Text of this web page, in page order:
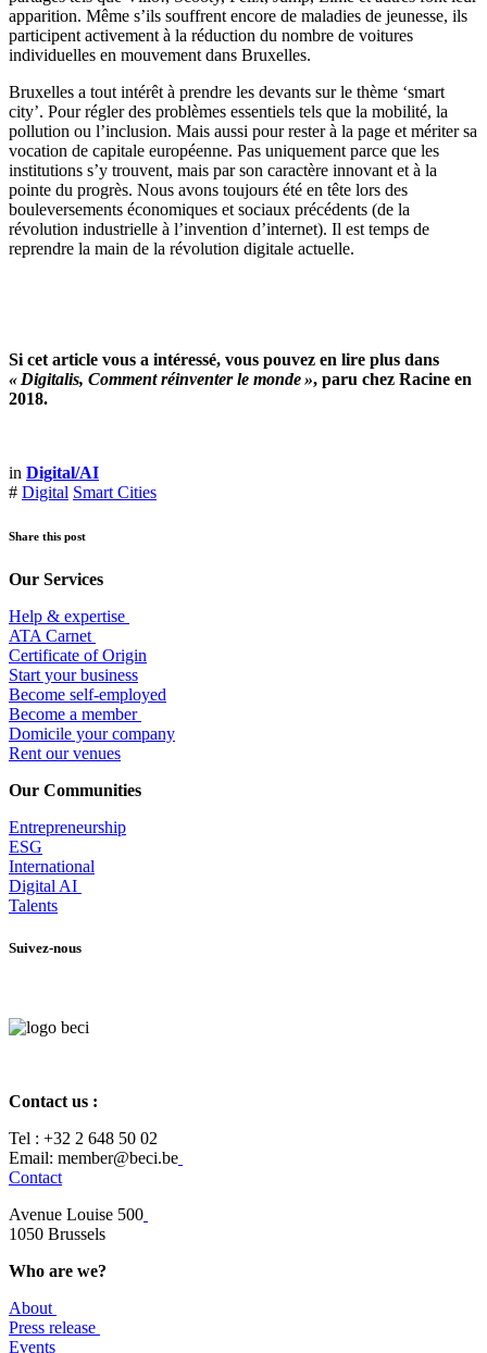
apparition. Même s’ils souffrent encore de maladies de jeunesse, ils
participent activement à la réduction du nombre de voitures
individuelles en mouvement dans Bruxelles.
Bruxelles a tout intérêt à prendre les devants sur le thème ‘smart
city’. Pour réglerdes problèmes essentiels tels que la mobilité, la
pollution ou l’inclusion. Mais aussi pour rester à la page et mériter sa
vocation de capitale européenne. Pas uniquement parce que les
institutions s’y trouvent, mais par son caractère innovant et à la
pointe du progrès. Nous avons toujours été en tête lors des
bouleversements économiques et sociaux précédents (de la
révolution industrielle à l’invention d’internet). Il est temps de
reprendre la main de la révolution digitale actuelle.
Si cet article vous a intéressé, vous pouvez en lire plus dans
« Digitalis, Comment réinventer le monde », paru chez Racine en
2018.
in Digital/AI
# Digital Smart Cities
Share this post
Our Services
Help & expertise
​ATA Carnet
Certificate of Origin
Start your business
Become self-employed
Become a member
​Domicile your company
Rent our venues
Our Communities
Entrepreneurship
ESG
International
Digital AI
Talents
Suivez-nous
Contact us :
Tel : +32 2 648 50 02​
​​Email: member@beci.be
Contact
Avenue Louise 500
​1050 Brussels
Who are we?
About
Press release
Events